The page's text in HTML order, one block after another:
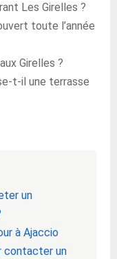
Les Girelles ?
toute l’année
Girelles ?
t-il une terrasse
un
à Ajaccio
contacter un